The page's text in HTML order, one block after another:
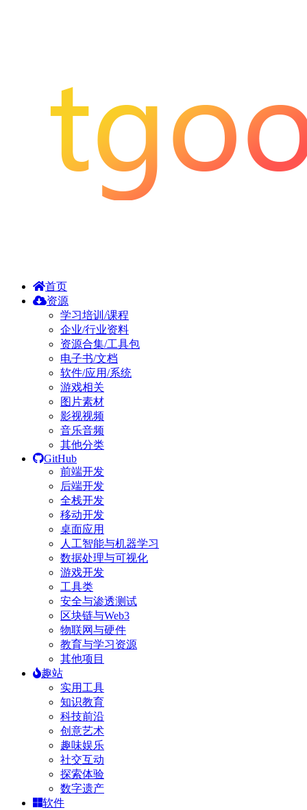
首页
资源
学习培训/课程
企业/行业资料
资源合集/工具包
电子书/文档
软件/应用/系统
游戏相关
图片素材
影视视频
音乐音频
其他分类
GitHub
前端开发
后端开发
全栈开发
移动开发
桌面应用
人工智能与机器学习
数据处理与可视化
游戏开发
工具类
安全与渗透测试
区块链与Web3
物联网与硬件
教育与学习资源
其他项目
趣站
实用工具
知识教育
科技前沿
创意艺术
趣味娱乐
社交互动
探索体验
数字遗产
软件